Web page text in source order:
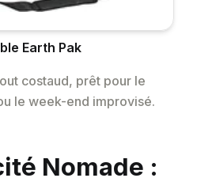
Earth Pak
costaud, prêt pour le
le week-end improvisé.
Nomade :